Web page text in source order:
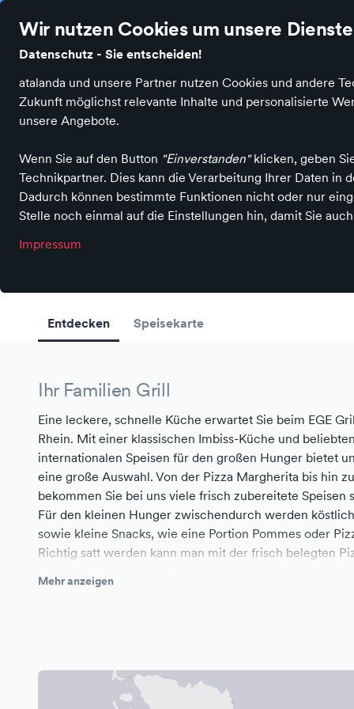
Wir nutzen Cookies um unsere
Datenschutz - Sie entscheiden!
atalanda und unsere Partner nutzen Cookies und andere
Zukunft möglichst relevante Inhalte und personalisierte
unsere Angebote.
Wenn Sie auf den Button "Einverstanden"klicken, geben
Technikpartner. Dies kann die Verarbeitung Ihrer Daten in
Dadurch können bestimmte Funktionen nicht oder nur
Stelle noch einmal auf die Einstellungen hin, damit Sie
Impressum
Produktkategorien Sales Neuheiten
Imbiss
Ege Grill
Entdecken Speisekarte
Ihr Familien Grill
Eine leckere, schnelle Küche erwartet Sie beim EGE
Rhein. Mit einer klassischen Imbiss-Küche und
internationalen Speisen für den großen Hunger bietet
eine große Auswahl. Von der Pizza Margherita bis hin
bekommen Sie bei uns viele frisch zubereitete Speisen
Für den kleinen Hunger zwischendurch werden
sowie kleine Snacks, wie eine Portion Pommes oder
Richtig satt werden kann man mit der frisch belegten
hochwertigen Zutaten runden unser Speisenangebot
Neben dem Verkauf von Speisen in unserem Imbiss in
alle Gerichte gerne auch zu Ihnen nach Hause. Unser
Mehr anzeigen